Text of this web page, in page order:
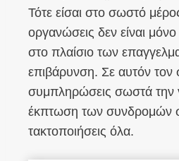
Τότε είσαι στο σωστό
οργανώσεις δεν είναι
στο πλαίσιο των
επιβάρυνση. Σε αυτόν τον
συμπληρώσεις σωστά την
έκπτωση των συνδρομών
τακτοποιήσεις όλα.